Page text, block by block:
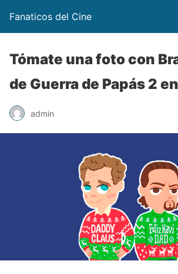
Fanaticos del Cine
Tómate una foto con
de Guerra de Papás 2
admin